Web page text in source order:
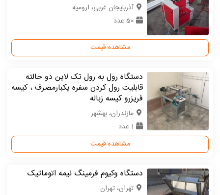
آذربایجان غربی، ارومیه
50 عدد
مشاهده قیمت
دستگاه رول به رول تک لاین دو حالته
قابلیت رول کردن سفره یکبارمصرف ، کیسه
فریزرو کیسه زباله
مازندران، بهشهر
1 عدد
مشاهده قیمت
دستگاه وکیوم فرمینگ نیمه اتوماتیک
تهران، تهران